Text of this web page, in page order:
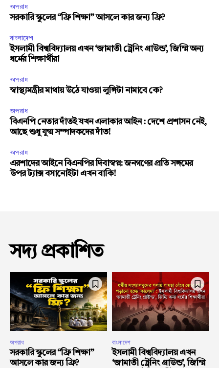
অপরাধ
সরকারি স্কুলের “ফ্রি শিক্ষা” আসলে কার জন্য ফ্রি?
বাংলাদেশ
ইসলামী বিশ্ববিদ্যালয় এখন ‘জামাতী ট্রেনিং গ্রাউন্ড’, জিম্মি অন্য
ধর্মের শিক্ষার্থীরা
অপরাধ
স্বাস্থ্যমন্ত্রীর মাথায় উঠে যাওয়া লুঙ্গিটা নামাবে কে?
অপরাধ
বিএনপি নেতার দাঁতই যখন এলাকার আইন : দেশে প্রশাসন নেই,
আছে শুধু যুগ্ম সম্পাদকদের দাঁত!
অপরাধ
এরশাদের আইনে বিএনপির দিবাস্বপ্ন: জনগণের প্রতি সঙ্গমের
উপর ট্যাক্স বসানোইটা এখন বাকি!
সদ্য প্রকাশিত
অপরাধ
সরকারি স্কুলের “ফ্রি শিক্ষা”
আসলে কার জন্য ফ্রি?
বাংলাদেশ
ইসলামী বিশ্ববিদ্যালয় এখন
‘জামাতী ট্রেনিং গ্রাউন্ড’, জিম্মি